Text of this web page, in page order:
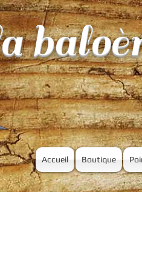
Accueil Boutique